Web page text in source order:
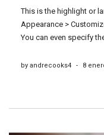
This is the highlight or
Appearance >
You can even specify
by andrecooks4 - 8